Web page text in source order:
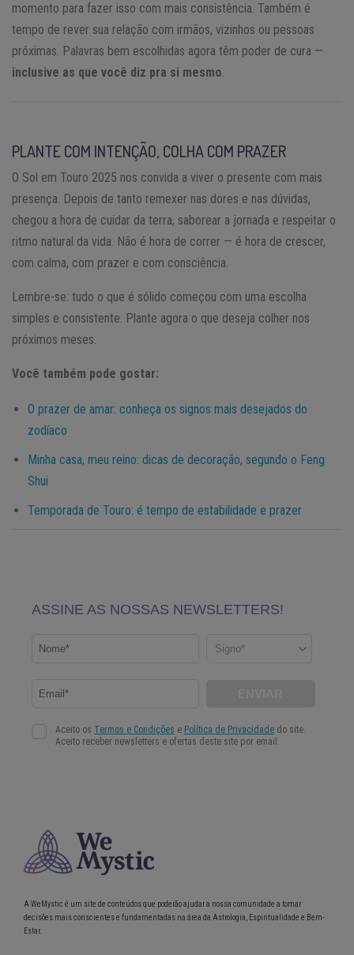
momento para fazer isso com mais consistência. Também é
tempo de rever sua relação com irmãos, vizinhos ou pessoas
próximas. Palavras bem escolhidas agora têm poder de cura —
inclusive as que você diz pra si mesmo.
PLANTE COM INTENÇÃO, COLHA COM PRAZER
O Sol em Touro 2025 nos convida a viver o presente com mais
presença. Depois de tanto remexer nas dores e nas dúvidas,
chegou a hora de cuidar da terra, saborear a jornada e respeitar o
ritmo natural da vida. Não é hora de correr — é hora de crescer,
com calma, com prazer e com consciência.
Lembre-se: tudo o que é sólido começou com uma escolha
simples e consistente. Plante agora o que deseja colher nos
próximos meses.
Você também pode gostar:
O prazer de amar: conheça os signos mais desejados do
zodíaco
Minha casa, meu reino: dicas de decoração, segundo o Feng
Shui
Temporada de Touro: é tempo de estabilidade e prazer
A WeMystic é um site de conteúdos que poderão ajudar a nossa comunidade a tomar
decisões mais conscientes e fundamentadas na área da Astrologia, Espiritualidade e Bem-
Estar.